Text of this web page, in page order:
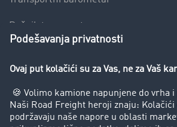
Rečnik transporta
Preduzeće
Uspešne priče